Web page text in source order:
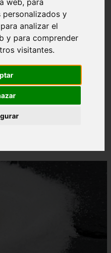
y
analizar el
y para comprender
visitantes.
amarillo: conocelas